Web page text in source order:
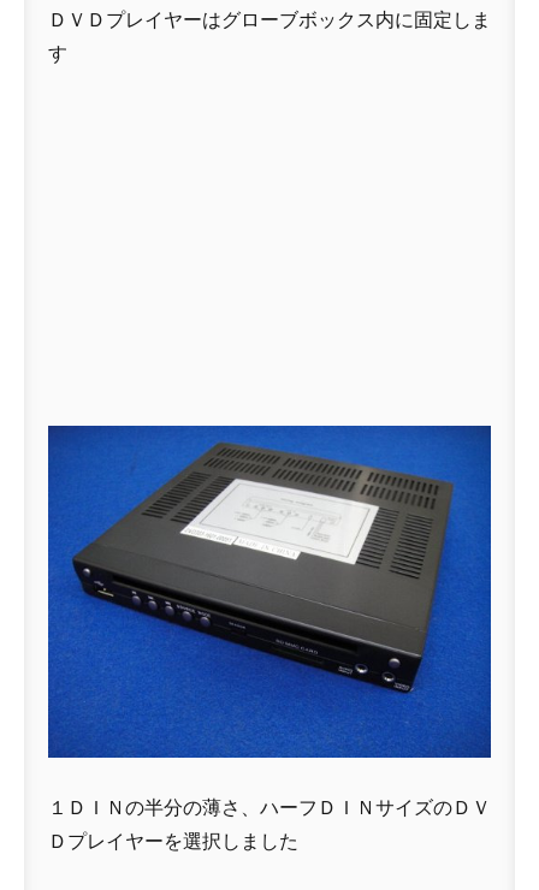
ＤＶＤプレイヤーはグローブボックス内に固定しま
す
１ＤＩＮの半分の薄さ、ハーフＤＩＮサイズのＤＶ
Ｄプレイヤーを選択しました